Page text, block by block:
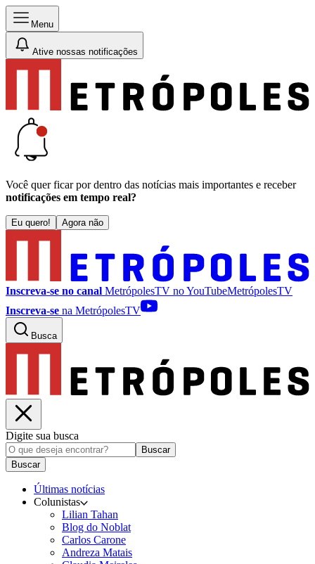
Menu
Ative nossas notificações
Você quer ficar por dentro das notícias mais importantes e receber
notificações em tempo real?
Eu quero! Agora não
Inscreva-se no canal MetrópolesTV noYouTubeMetrópolesTV
Inscreva-se na MetrópolesTV
Busca
Digite sua busca
Buscar
Buscar
Últimas notícias
Colunistas
Lilian Tahan
Blog do Noblat
Carlos Carone
Andreza Matais